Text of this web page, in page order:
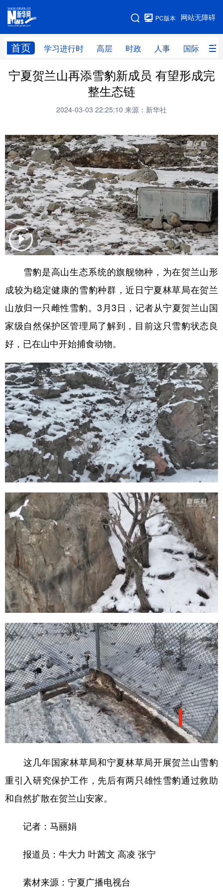
网站无障碍
PC版本
首页 学习进行时 高层 时政 人事 国际 财
网站地图
学习进行时 高层 时政 人事
财经 网评
科技 科创 量子 体育
文化 书画 健康 军事
访谈 视频 图片 政务
法律 中央文件 金融 汽车
食品 人居 信息化 数字经济
学术中国 乡村振兴 银龄 溯源中国
彩票 娱乐 时尚 悦读
公益 一带一路 亚太网 上市公司
文化产业
地方频道
北京 天津 河北 山西
辽宁 吉林 上海 江苏
浙江 安徽 福建 江西
山东 河南 湖北 湖南
广东 广西 海南 重庆
四川 贵州 云南 西藏
陕西 甘肃 青海 宁夏
新疆 内蒙古 黑龙江
多语种频道
English Español Français عربى
Русский язык 日本語 한국어
Deutsch Português
宁夏贺兰山再添雪豹新成员 有望形成完
整生态链
2024-03-03 22:25:10 来源：新华社
雪豹是高山生态系统的旗舰物种，为在贺兰山形
成较为稳定健康的雪豹种群，近日宁夏林草局在贺兰
山放归一只雌性雪豹。3月3日，记者从宁夏贺兰山国
家级自然保护区管理局了解到，目前这只雪豹状态良
好，已在山中开始捕食动物。
这几年国家林草局和宁夏林草局开展贺兰山雪豹
重引入研究保护工作，先后有两只雄性雪豹通过救助
和自然扩散在贺兰山安家。
记者：马丽娟
报道员：牛大力 叶茜文 高凌 张宁
素材来源：宁夏广播电视台